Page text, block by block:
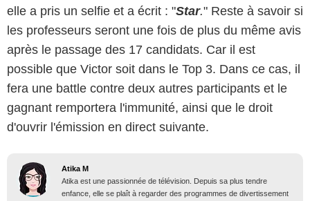
elle a pris un selfie et a écrit : "Star." Reste à savoir si
les professeurs seront une fois de plus du même avis
après le passage des 17 candidats. Car il est
possible que Victor soit dans le Top 3. Dans ce cas, il
fera une battle contre deux autres participants et le
gagnant remportera l'immunité, ainsi que le droit
d'ouvrir l'émission en direct suivante.
Atika M
Atika est une passionnée de télévision. Depuis sa plus tendre
enfance, elle se plaît à regarder des programmes de divertissement